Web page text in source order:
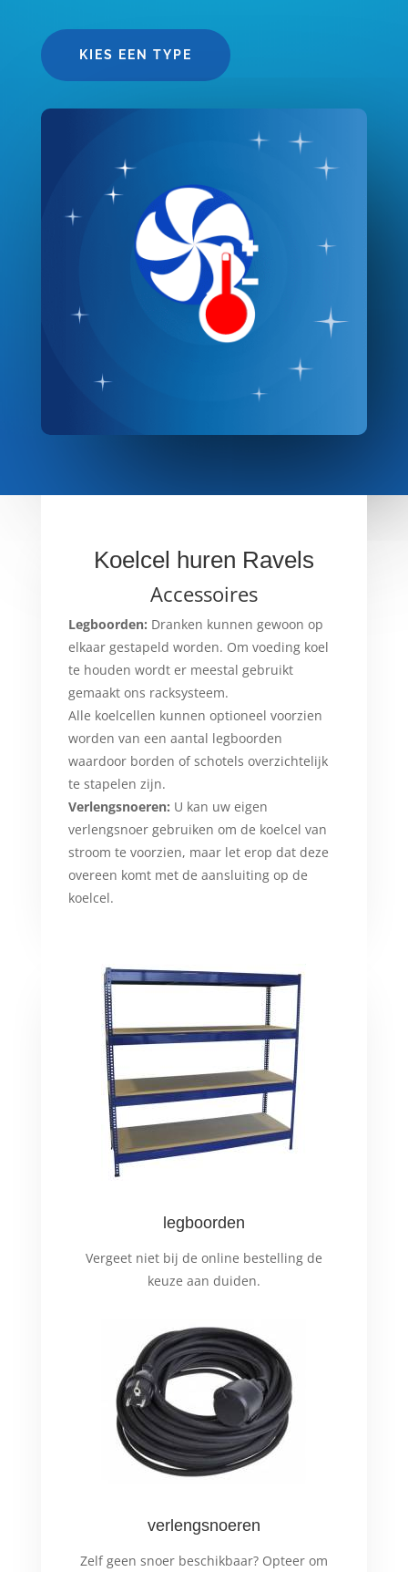
KIES EEN TYPE
Koelcel huren Ravels
Accessoires
Legboorden: Dranken kunnen gewoon op
elkaar gestapeld worden. Om voeding koel
te houden wordt er meestal gebruikt
gemaakt ons racksysteem.
Alle koelcellen kunnen optioneel voorzien
worden van een aantal legboorden
waardoor borden of schotels overzichtelijk
te stapelen zijn.
Verlengsnoeren: U kan uw eigen
verlengsnoer gebruiken om de koelcel van
stroom te voorzien, maar let erop dat deze
overeen komt met de aansluiting op de
koelcel.
legboorden
Vergeet niet bij de online bestelling de
keuze aan duiden.
verlengsnoeren
Zelf geen snoer beschikbaar? Opteer om